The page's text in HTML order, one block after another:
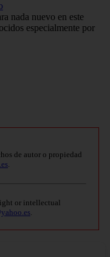
nada nuevo en este
especialmente por
de autor o propiedad
.
or intellectual
.